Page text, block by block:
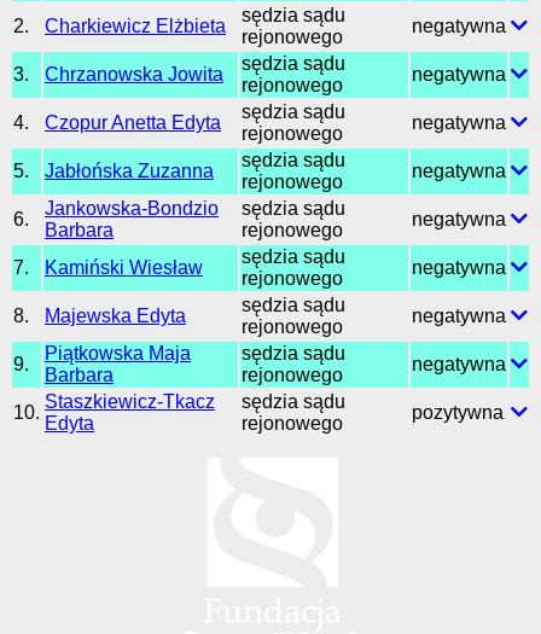
2.
Charkiewicz Elżbieta
sędzia sądu
rejonowego
negatywna
3. Chrzanowska Jowita
sędzia sądu
rejonowego
negatywna
4. Czopur Anetta Edyta
sędzia sądu
rejonowego
negatywna
5. Jabłońska Zuzanna
sędzia sądu
rejonowego
negatywna
6.
Jankowska-Bondzio
Barbara
sędzia sądu
rejonowego
negatywna
7. Kamiński Wiesław
sędzia sądu
rejonowego
negatywna
8. Majewska Edyta
sędzia sądu
rejonowego
negatywna
9.
Piątkowska Maja
Barbara
sędzia sądu
rejonowego
negatywna
10.
Staszkiewicz-Tkacz
Edyta
sędzia sądu
rejonowego
pozytywna